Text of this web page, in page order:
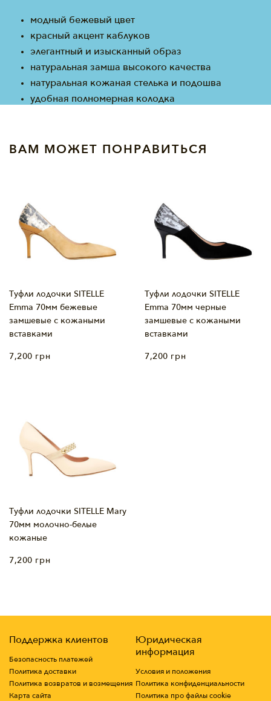
модный бежевый цвет
красный акцент каблуков
элегантный и изысканный образ
натуральная замша высокого качества
натуральная кожаная стелька и подошва
удобная полномерная колодка
ВАМ МОЖЕТ ПОНРАВИТЬСЯ
Туфли лодочки SITELLE
Emma 70мм бежевые
замшевые с кожаными
вставками
7,200 грн
Туфли лодочки SITELLE
Emma 70мм черные
замшевые с кожаными
вставками
7,200 грн
Туфли лодочки SITELLE Mary
70мм молочно-белые
кожаные
7,200 грн
Поддержка клиентов
Безопасность платежей
Политика доставки
Политика возвратов и возмещения
Карта сайта
Юридическая
информация
Условия и положения
Политика конфиденциальности
Политика про файлы cookie